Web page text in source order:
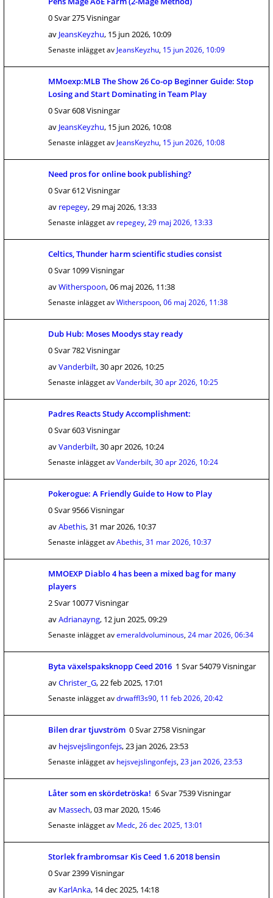
0 Svar 275 Visningar
av JeansKeyzhu, 15 jun 2026, 10:09
Senaste inlägget av JeansKeyzhu, 15 jun 2026, 10:09
MMoexp:MLB The Show 26 Co-op Beginner Guide: Stop
Losing and Start Dominating in Team Play
0 Svar 608 Visningar
av JeansKeyzhu, 15 jun 2026, 10:08
Senaste inlägget av JeansKeyzhu, 15 jun 2026, 10:08
Need pros for online book publishing?
0 Svar 612 Visningar
av repegey,29 maj 2026, 13:33
Senaste inlägget av repegey, 29 maj 2026, 13:33
Celtics, Thunder harm scientific studies consist
0 Svar 1099 Visningar
avWitherspoon,06 maj 2026, 11:38
Senaste inlägget avWitherspoon, 06 maj 2026, 11:38
Dub Hub: Moses Moodys stay ready
0 Svar 782 Visningar
avVanderbilt,30 apr 2026, 10:25
Senaste inlägget avVanderbilt, 30 apr 2026, 10:25
Padres Reacts Study Accomplishment:
0 Svar 603 Visningar
avVanderbilt,30 apr 2026, 10:24
Senaste inlägget avVanderbilt, 30 apr 2026, 10:24
Pokerogue: A Friendly Guide to How to Play
0 Svar 9566 Visningar
avAbethis,31 mar 2026, 10:37
Senaste inlägget avAbethis, 31 mar 2026, 10:37
MMOEXP Diablo 4 has been a mixed bag for many
players
2 Svar 10077 Visningar
avAdrianayng, 12 jun 2025, 09:29
Senaste inlägget avemeraldvoluminous, 24 mar 2026, 06:34
Byta växelspaksknopp Ceed 2016 1 Svar 54079 Visningar
avChrister_G,22 feb 2025, 17:01
Senaste inlägget avdrwaffl3s90, 11 feb 2026, 20:42
Bilen drar tjuvström 0 Svar 2758 Visningar
av hejsvejslingonfejs,23 jan 2026, 23:53
Senaste inlägget av hejsvejslingonfejs, 23 jan 2026, 23:53
Låter som en skördetröska! 6 Svar 7539 Visningar
av Massech,03 mar 2020, 15:46
Senaste inlägget av Medc, 26 dec 2025, 13:01
Storlek frambromsar Kis Ceed 1.6 2018 bensin
0 Svar 2399 Visningar
av KarlAnka, 14 dec 2025, 14:18